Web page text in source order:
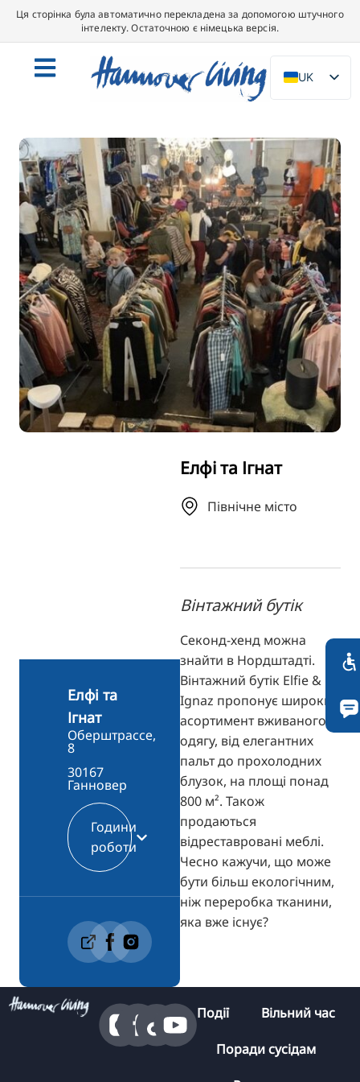
Ця сторінка була автоматично перекладена за допомогою штучного
інтелекту. Остаточною є німецька версія.
UK
DE
NL
PL
ES
IT
DA
SV
FR
PT
TR
FI
Елфі та Ігнат
Північне місто
Вінтажний бутік
Секонд-хенд можна
знайти в Нордштадті.
Вінтажний бутік Elfie &
Ignaz пропонує широкий
асортимент вживаного
одягу, від елегантних
пальт до прохолодних
блузок, на площі понад
800 м². Також
продаються
відреставровані меблі.
Чесно кажучи, що може
бути більш екологічним,
ніж переробка тканини,
яка вже існує?
Елфі та
Ігнат
Оберштрассе,
8
30167
Ганновер
Години
роботи
Події Вільний час
Поради сусідам